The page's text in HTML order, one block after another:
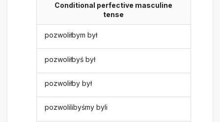
Conditional perfective masculine
tense
pozwoliłbym był
pozwoliłbyś był
pozwoliłby był
pozwolilibyśmy byli